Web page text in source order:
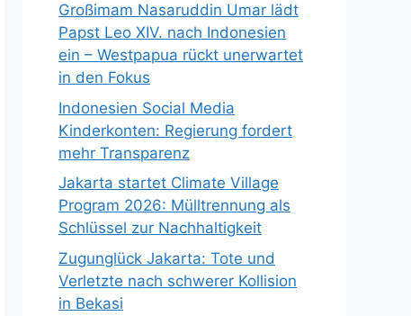
Großimam Nasaruddin Umar lädt
Papst Leo XIV. nach Indonesien
ein – Westpapua rückt unerwartet
in den Fokus
Indonesien Social Media
Kinderkonten: Regierung fordert
mehr Transparenz
Jakarta startet Climate Village
Program 2026: Mülltrennung als
Schlüssel zur Nachhaltigkeit
Zugunglück Jakarta: Tote und
Verletzte nach schwerer Kollision
in Bekasi